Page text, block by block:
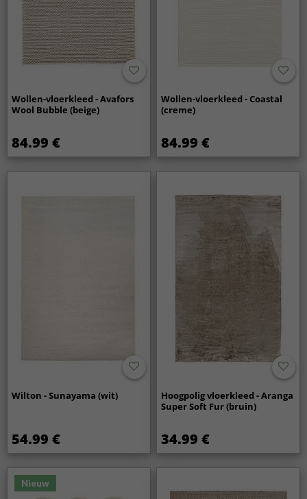
Wollen-vloerkleed - Avafors
Wool Bubble (beige)
84.99 €
Wollen-vloerkleed - Coastal
(creme)
84.99 €
Wilton - Sunayama (wit)
54.99 €
Hoogpolig vloerkleed - Aranga
Super Soft Fur (bruin)
34.99 €
Nieuw